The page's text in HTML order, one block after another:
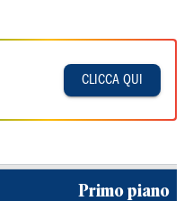
CLICCA QUI
Primo piano